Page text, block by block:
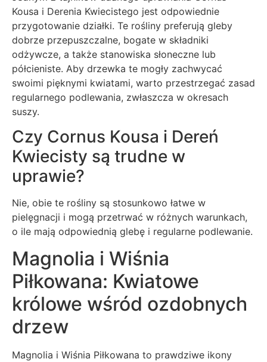
Kousa i Derenia Kwiecistego jest odpowiednie
przygotowanie działki. Te rośliny preferują gleby
dobrze przepuszczalne, bogate w składniki
odżywcze, a także stanowiska słoneczne lub
półcieniste. Aby drzewka te mogły zachwycać
swoimi pięknymi kwiatami, warto przestrzegać zasad
regularnego podlewania, zwłaszcza w okresach
suszy.
Czy Cornus Kousa i Dereń
Kwiecisty są trudne w
uprawie?
Nie, obie te rośliny są stosunkowo łatwe w
pielęgnacji i mogą przetrwać w różnych warunkach,
o ile mają odpowiednią glebę i regularne podlewanie.
Magnolia i Wiśnia
Piłkowana: Kwiatowe
królowe wśród ozdobnych
drzew
Magnolia i Wiśnia Piłkowana to prawdziwe ikony